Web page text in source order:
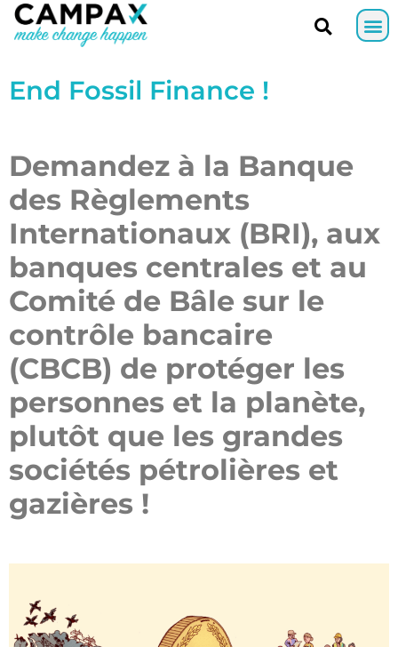
End Fossil Finance !
Demandez à la Banque
des Règlements
Internationaux (BRI), aux
banques centrales et au
Comité de Bâle sur le
contrôle bancaire
(CBCB) de protéger les
personnes et la planète,
plutôt que les grandes
sociétés pétrolières et
gazières !